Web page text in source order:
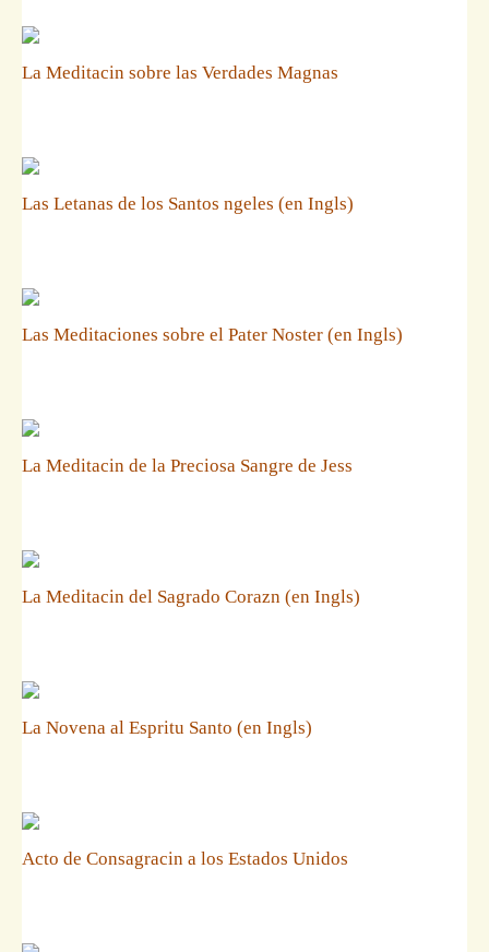
La Meditacin sobre las Verdades Magnas
Las Letanas de los Santos ngeles (en Ingls)
Las Meditaciones sobre el Pater Noster (en Ingls)
La Meditacin de la Preciosa Sangre de Jess
La Meditacin del Sagrado Corazn (en Ingls)
La Novena al Espritu Santo (en Ingls)
Acto de Consagracin a los Estados Unidos